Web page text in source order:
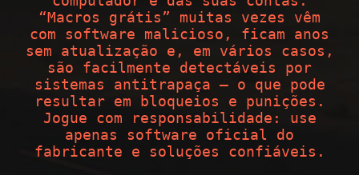
“Macros grátis” muitas vezes vêm
com software malicioso, ficam anos
sem atualização e, em vários casos,
são facilmente detectáveis por
sistemas antitrapaça — o que pode
resultar em bloqueios e punições.
Jogue com responsabilidade: use
apenas software oficial do
fabricante e soluções confiáveis.